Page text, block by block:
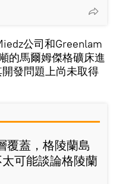
公司和Greenlam
的馬爾姆傑格礦床進
發問題上尚未取得
覆蓋，格陵蘭島
可能談論格陵蘭